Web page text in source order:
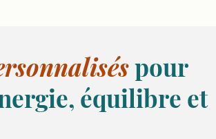
pour
équilibre et